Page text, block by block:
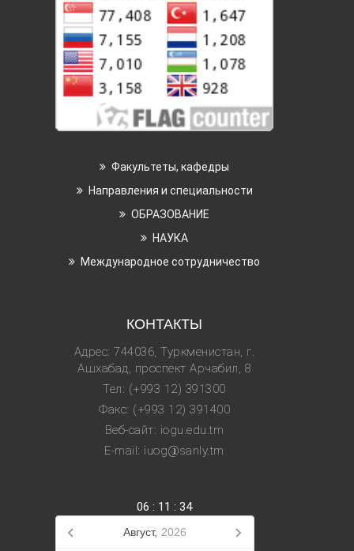
Факультеты, кафедры
Направления и специальности
ОБРАЗОВАНИЕ
НАУКА
Международное сотрудничество
КОНТАКТЫ
Адрес: 744036, Туркменистан, г.
Ашхабад, проспект Арчабил, 8
Тел: (+993 12) 391300
Факс: (+993 12) 391400
Веб-сайт: iogu.edu.tm
E-mail: iuog@sanly.tm
06 : 11 : 35
Август, 2026